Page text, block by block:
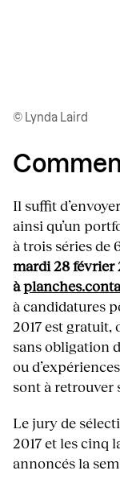
© Lynda Laird
Il suffit
ainsi qu’un
à trois séries de
mardi 28 février
à
à candidatures
2017 est gratuit,
sans obligation
ou
sont à retrouver
Le jury de
2017 et les cinq
annoncés la